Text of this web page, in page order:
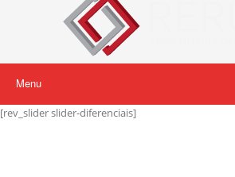
Menu
[rev_slider slider-diferenciais]